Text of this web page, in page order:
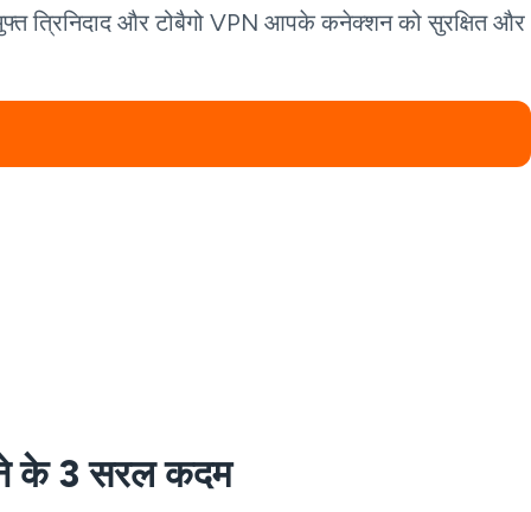
त्रिनिदाद और टोबैगो VPN आपके कनेक्शन को सुरक्षित और
के 3 सरल कदम